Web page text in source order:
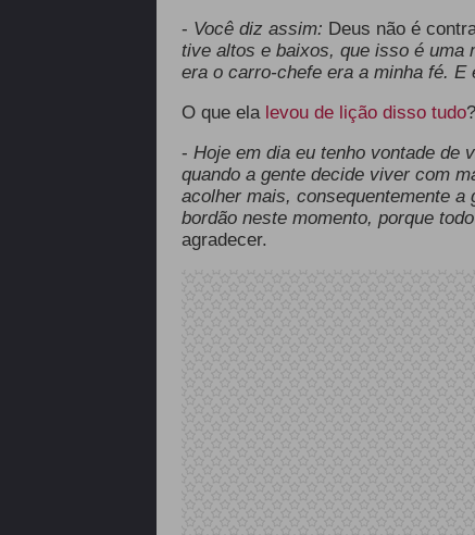
- Você diz assim: Deus não é
tive altos e baixos, que isso é uma
era o carro-chefe era a minha fé. E
O que elalevou de liçãodisso tudo?
- Hoje em dia eu tenho vontade de
quando a gente decide viver com
acolhermais, consequentemente a
bordão neste momento, porque
agradecer.